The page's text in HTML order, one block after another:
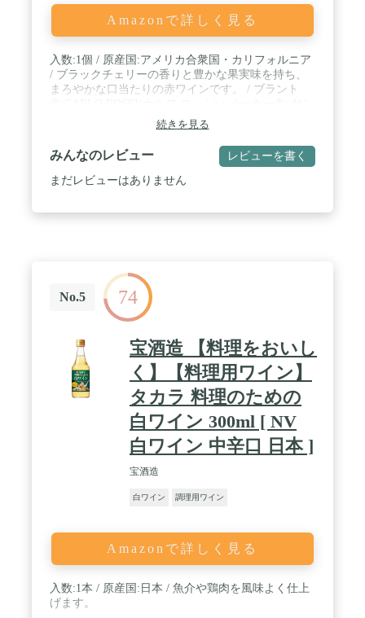
Amazonで詳しく見る
入数:1個 / 原産国:アメリカ合衆国・カリフォルニア
/ ブラックチェリーの香りと豊かな果実味を持ち、
まろやかな口当たりの赤ワインです。 / ブラント
続きを見る
みんなのレビュー レビューを書く
まだレビューはありません
No.5 74
宝酒造 【料理をおいし
く】【料理用ワイン】
タカラ 料理のための
白ワイン 300ml [ NV
白ワイン 中辛口 日本 ]
宝酒造
白ワイン 調理用ワイン
Amazonで詳しく見る
入数:1本 / 原産国:日本 / 魚介や鶏肉を風味よく仕上
げます。